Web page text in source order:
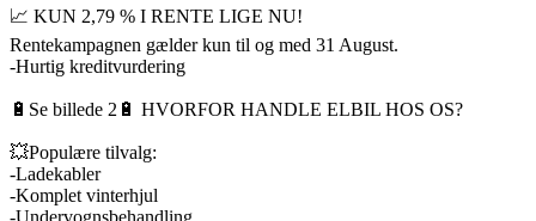
📈 KUN 2,79 % I RENTE LIGE NU!
Rentekampagnen gælder kun til og med 31 August.
-Hurtig kreditvurdering
🔋Se billede 2🔋 HVORFOR HANDLE ELBIL HOS OS?
💥Populære tilvalg:
-Ladekabler
-Komplet vinterhjul